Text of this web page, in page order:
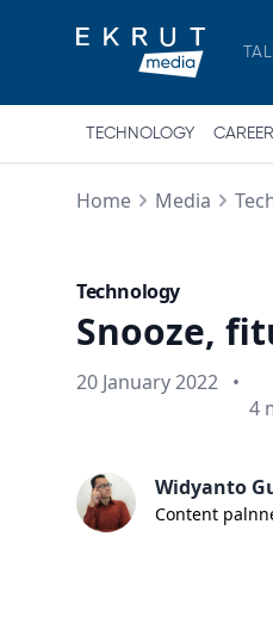
TECHNOLOGY
Home Media
Technology
Snooze,
Published on
20 January 2022 •
4
Widyanto
Content